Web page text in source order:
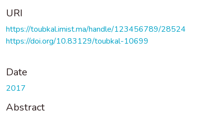
URI
https://toubkal.imist.ma/handle/123456789/28524
https://doi.org/10.83129/toubkal-10699
Date
2017
Abstract